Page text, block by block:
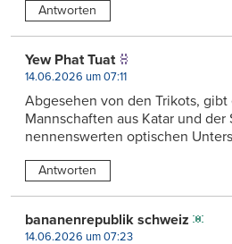
Antworten
Yew Phat Tuat
14.06.2026 um 07:11
Abgesehen von den Trikots,
Mannschaften aus Katar und
nennenswerten optischen
Antworten
bananenrepublik schweiz
14.06.2026 um 07:23